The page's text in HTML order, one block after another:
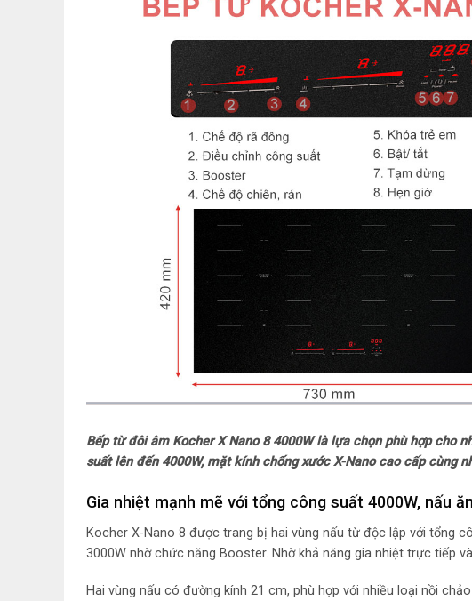
Bếp từ đôi âm Kocher X Nano 8 4000W là lựa chọn phù hợp
suất lên đến 4000W, mặt kính chống xước X-Nano cao cấp cùng
Gia nhiệt mạnh mẽ với tổng công suất 4000W, nấu
Kocher X-Nano 8 được trang bị hai vùng nấu từ độc lập với tổng
3000W nhờ chức năng Booster. Nhờ khả năng gia nhiệt trực tiếp
Hai vùng nấu có đường kính 21 cm, phù hợp với nhiều loại nồi